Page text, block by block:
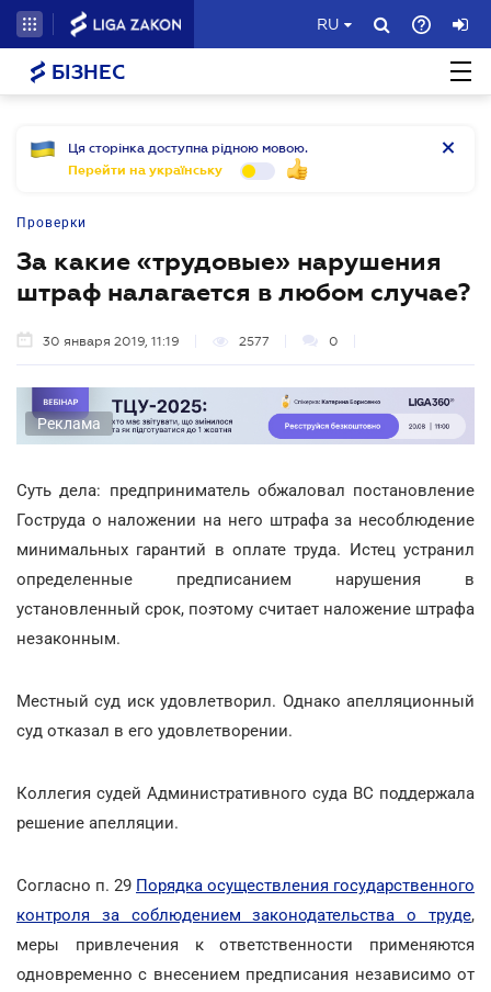
RU
БІЗНЕС
Ця сторінка доступна рідною мовою.
Перейти на українську
Проверки
За какие «трудовые» нарушения
штраф налагается в любом случае?
30 января 2019, 11:19 2577 0
Реклама
Суть дела: предприниматель обжаловал постановление
Гоструда о наложении на него штрафа за несоблюдение
минимальных гарантий в оплате труда. Истец устранил
определенные предписанием нарушения в
установленный срок, поэтому считает наложение штрафа
незаконным.
Местный суд иск удовлетворил. Однако апелляционный
суд отказал в его удовлетворении.
Коллегия судей Административного суда ВС поддержала
решение апелляции.
Согласно п. 29 Порядка осуществления государственного
контроля за соблюдением законодательства о труде,
меры привлечения к ответственности применяются
одновременно с внесением предписания независимо от